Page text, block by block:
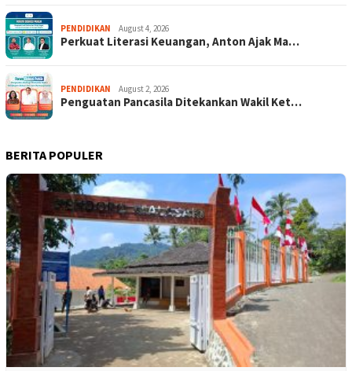
PENDIDIKAN August 4, 2026
Perkuat Literasi Keuangan, Anton Ajak Ma…
PENDIDIKAN August 2, 2026
Penguatan Pancasila Ditekankan Wakil Ket…
BERITA POPULER